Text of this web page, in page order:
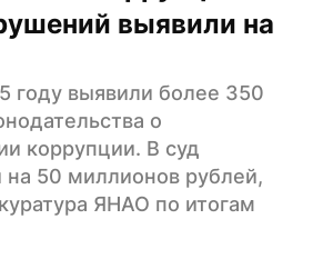
выявили на
году выявили более 350
о
коррупции. В суд
на 50 миллионов рублей,
ЯНАО по итогам